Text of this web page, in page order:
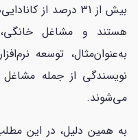
بیش از 31 درصد از
هستند و مشاغل
نویسندگی از جمله
می‌شوند.